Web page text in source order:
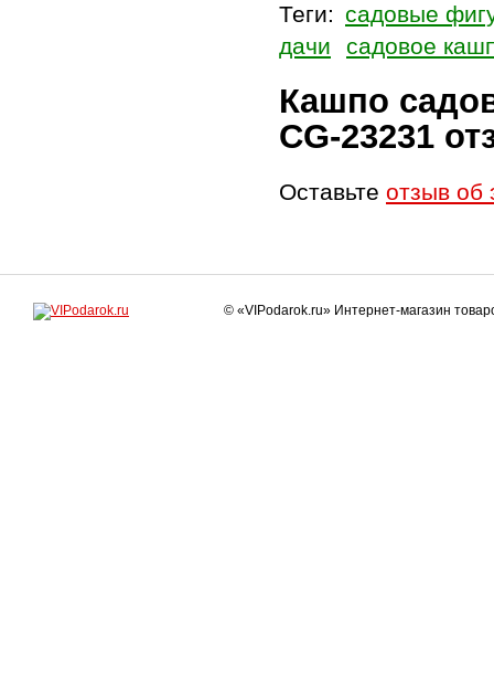
Теги: садовые
дачи
садовое
Кашпо
СG-23231
Оставьте отзыв об
© «VIPodarok.ru» Интернет-магазин